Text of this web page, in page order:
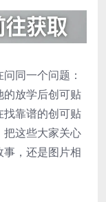
同一个问题：
放学后创可贴
找靠谱的创可贴
把这些大家关心
，还是图片相